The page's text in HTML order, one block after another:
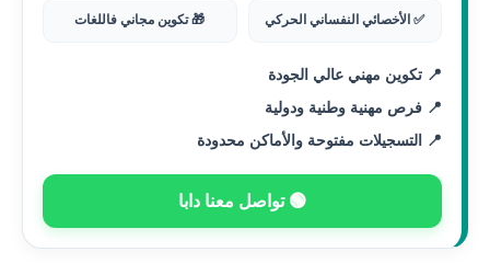
✅ الأخصائي النفساني الحركي 🎁 تكوين مجاني فاللغات
📍 تكوين مهني عالي الجودة
📍 فرص مهنية وطنية ودولية
📍 التسجيلات مفتوحة والأماكن محدودة
🟢 تواصل معنا دابا